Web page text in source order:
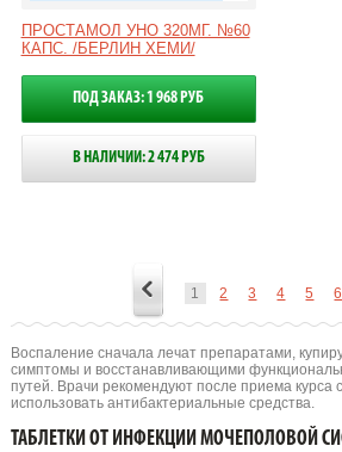
ПРОСТАМОЛ УНО 320МГ. №60
КАПС. /БЕРЛИН ХЕМИ/
ПОД ЗАКАЗ: 1 968 РУБ
В НАЛИЧИИ: 2 474 РУБ
1 2 3 4 5 6
Воспаление сначала лечат препаратами,
симптомы и восстанавливающими
путей. Врачи рекомендуют после приема курса
использовать антибактериальные средства.
ТАБЛЕТКИ ОТ ИНФЕКЦИИ МОЧЕПОЛОВОЙ